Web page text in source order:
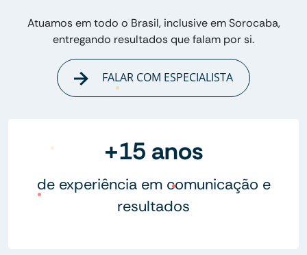
Atuamos em todo o Brasil, inclusive em Sorocaba,
entregando resultados que falam por si.
FALAR COM ESPECIALISTA
+15 anos
de experiência em comunicação e
resultados